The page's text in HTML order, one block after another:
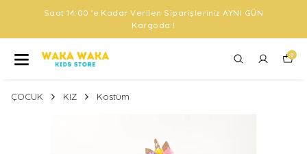
Saat 14:00 'e Kadar Verilen Siparişleriniz AYNI GÜN
Kargoda !
0
ÇOCUK KIZ Kostüm